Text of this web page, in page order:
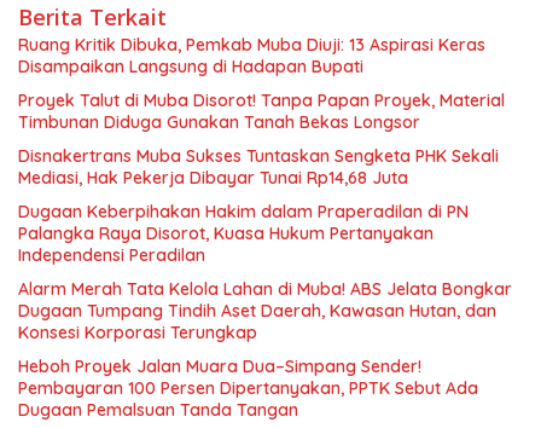
Berita Terkait
Ruang Kritik Dibuka, Pemkab Muba Diuji: 13 Aspirasi Keras
Disampaikan Langsung di Hadapan Bupati
Proyek Talut di Muba Disorot! Tanpa Papan Proyek, Material
Timbunan Diduga Gunakan Tanah Bekas Longsor
Disnakertrans Muba Sukses Tuntaskan Sengketa PHK Sekali
Mediasi, Hak Pekerja Dibayar Tunai Rp14,68 Juta
Dugaan Keberpihakan Hakim dalam Praperadilan di PN
Palangka Raya Disorot, Kuasa Hukum Pertanyakan
Independensi Peradilan
Alarm Merah Tata Kelola Lahan di Muba! ABS Jelata Bongkar
Dugaan Tumpang Tindih Aset Daerah, Kawasan Hutan, dan
Konsesi Korporasi Terungkap
Heboh Proyek Jalan Muara Dua–Simpang Sender!
Pembayaran 100 Persen Dipertanyakan, PPTK Sebut Ada
Dugaan Pemalsuan Tanda Tangan